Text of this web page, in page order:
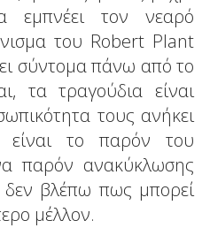
τον νεαρό
του Robert Plant
σύντομα πάνω από το
τα τραγούδια είναι
τους ανήκει
το παρόν του
παρόν ανακύκλωσης
δεν βλέπω πως μπορεί
μέλλον.